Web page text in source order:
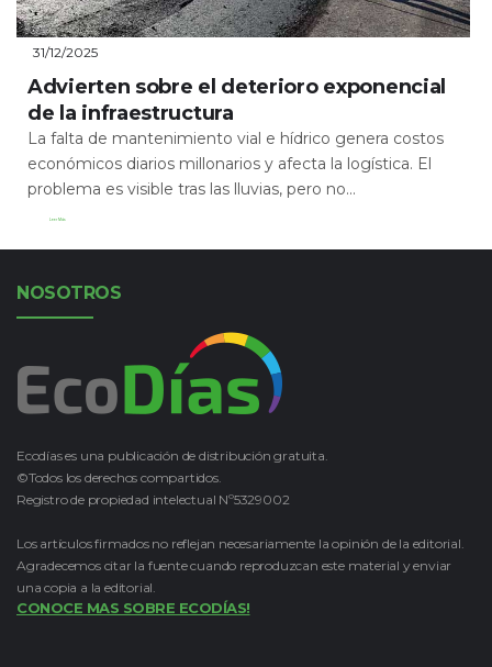
31/12/2025
Advierten sobre el deterioro exponencial
de la infraestructura
La falta de mantenimiento vial e hídrico genera costos
económicos diarios millonarios y afecta la logística. El
problema es visible tras las lluvias, pero no...
Leer Más
NOSOTROS
Ecodías es una publicación de distribución gratuita.
©Todos los derechos compartidos.
Registro de propiedad intelectual Nº5329002
Los artículos firmados no reflejan necesariamente la opinión de la editorial.
Agradecemos citar la fuente cuando reproduzcan este material y enviar
una copia a la editorial.
CONOCE MAS SOBRE ECODÍAS!